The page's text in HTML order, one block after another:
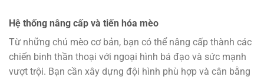
Hệ thống nâng cấp và tiến hóa mèo
Từ những chú mèo cơ bản, bạn có thể nâng cấp thành các
chiến binh thần thoại với ngoại hình bá đạo và sức mạnh
vượt trội. Bạn cần xây dựng đội hình phù hợp và cân bằng